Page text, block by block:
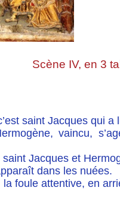
Scène IV, en 3
saint Jacques qui a
vaincu,
Jacques et
dans les nuées.
la foule attentive, en